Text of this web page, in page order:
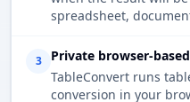
spreadsheet,
3
Private browser-
TableConvert runs
conversion in your